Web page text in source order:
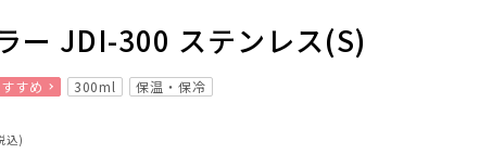
ー JDI-300 ステンレス(S)
すめ 300ml 保温・保冷
込)